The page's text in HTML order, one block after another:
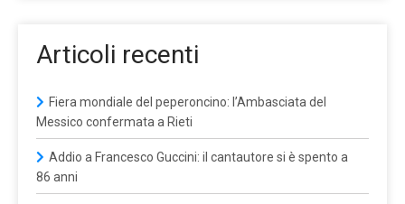
Articoli recenti
Fiera mondiale del peperoncino: l’Ambasciata del
Messico confermata a Rieti
Addio a Francesco Guccini: il cantautore si è spento a
86 anni